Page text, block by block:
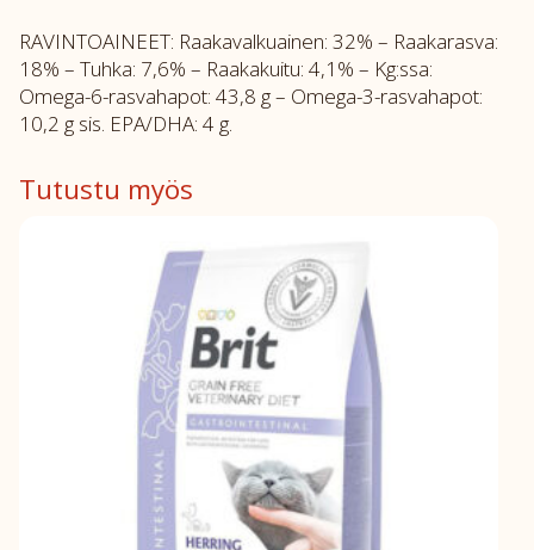
RAVINTOAINEET: Raakavalkuainen: 32% – Raakarasva:
18% – Tuhka: 7,6% – Raakakuitu: 4,1% – Kg:ssa:
Omega-6-rasvahapot: 43,8 g – Omega-3-rasvahapot:
10,2 g sis. EPA/DHA: 4 g.
Tutustu myös